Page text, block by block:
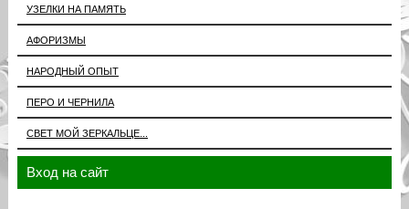
УЗЕЛКИ НА ПАМЯТЬ
АФОРИЗМЫ
НАРОДНЫЙ ОПЫТ
ПЕРО И ЧЕРНИЛА
СВЕТ МОЙ ЗЕРКАЛЬЦЕ...
Вход на сайт